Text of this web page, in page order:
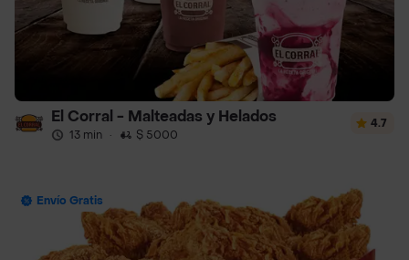
El Corral - Malteadas y Helados
13 min · $ 5000
4.7
Envío Gratis